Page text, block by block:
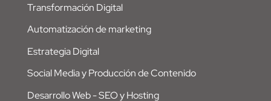
Transformación Digital
Automatización de marketing
Estrategia Digital
Social Media y Producción de Contenido
Desarrollo Web - SEO y Hosting